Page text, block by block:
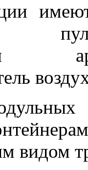
видом